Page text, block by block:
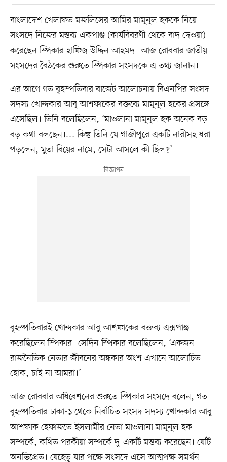
বাংলাদেশ খেলাফত মজলিসের আমির মামুনুল হককে নিয়ে
সংসদে নিজের মন্তব্য একপাঞ্জ (কার্যবিবরণী থেকে বাদ দেওয়া)
করেছেন স্পিকার হাফিজ উদ্দিন আহমদ। আজ রোববার জাতীয়
সংসদের বৈঠকের শুরুতে স্পিকার সংসদকে এ তথ্য জানান।
এর আগে গত বৃহস্পতিবার বাজেট আলোচনায় বিএনপির সংসদ
সদস্য খোন্দকার আবু আশফাকের বক্তব্যে মামুনুল হকের প্রসঙ্গে
এসেছিল। তিনি বলেছিলেন, ‘মাওলানা মামুনুল হক অনেক বড়
বড় কথা বলছেন।… কিন্তু তিনি যে গাজীপুরে একটি নারীসহ ধরা
পড়লেন, মুতা বিয়ের নামে, সেটা আসলে কী ছিল?’
বৃহস্পতিবারই খোন্দকার আবু আশফাকের বক্তব্য এক্সপাঞ্জ
করেছিলেন স্পিকার। সেদিন স্পিকার বলেছিলেন, ‘একজন
রাজনৈতিক নেতার জীবনের অন্ধকার অংশ এখানে আলোচিত
হোক, চাই না আমরা।’
আজ রোববার অধিবেশনের শুরুতে স্পিকার সংসদে বলেন, গত
বৃহস্পতিবার ঢাকা-১ থেকে নির্বাচিত সংসদ সদস্য খোন্দকার আবু
আশফাক হেফাজতে ইসলামীর নেতা মাওলানা মামুনুল হক
সম্পর্কে, কথিত পরকীয়া সম্পর্কে দু-একটি মন্তব্য করেছেন। যেটি
অনভিপ্রেত। যেহেতু যার পক্ষে সংসদে এসে আত্মপক্ষ সমর্থন